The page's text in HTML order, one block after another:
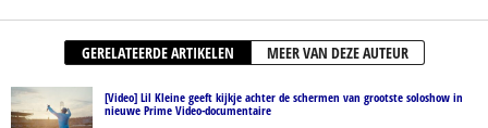
GERELATEERDE ARTIKELEN MEER VAN DEZE AUTEUR
[Video] Lil Kleine geeft kijkje achter de schermen van grootste soloshow in
nieuwe Prime Video-documentaire